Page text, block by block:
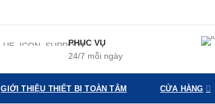
PHỤC VỤ
24/7 mỗi ngày
GIỚI THIỆU THIẾT BỊ TOÀN TÂM CỬA HÀNG